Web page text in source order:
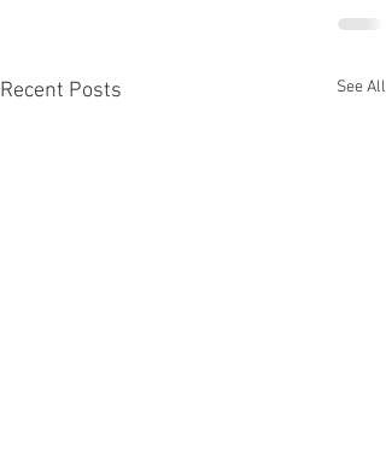
Recent Posts See All